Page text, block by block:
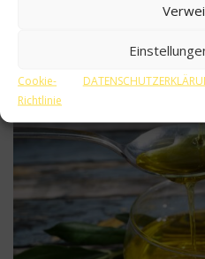
Cookie-
Richtlinie
Natives Olivenöl
einen Blick